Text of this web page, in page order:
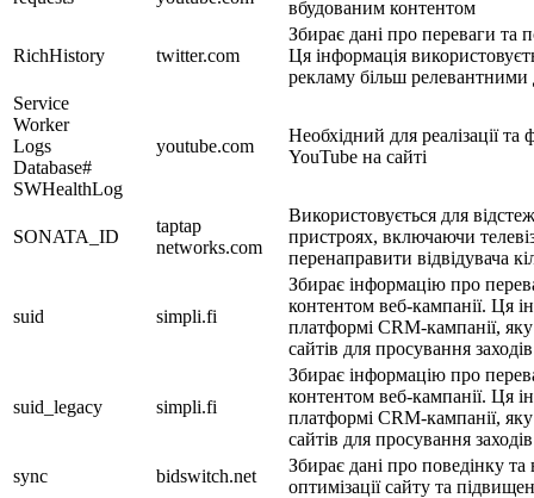
вбудованим контентом
RichHistory twitter.com
Збирає дані про переваги та
Ця інформація
рекламу більш релевантними
Service
Worker
Logs
Database#
SWHealthLog
youtube.com
Необхідний для реалізації та
YouTube на сайті
SONATA_ID
taptap
networks.com
Використовується для
пристроях, включаючи
перенаправити відвідувача
suid simpli.fi
Збирає інформацію про
контентом веб-кампанії. Ця
платформі CRM-кампанії,
сайтів для просування
suid_legacy simpli.fi
Збирає інформацію про
контентом веб-кампанії. Ця
платформі CRM-кампанії,
сайтів для просування
sync
bidswitch.net
Збирає дані про поведінку
оптимізації сайту та